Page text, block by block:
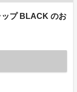
ップ BLACK のお